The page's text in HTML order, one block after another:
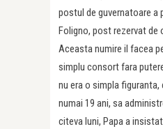
postul de guvernatoare a
Foligno, post rezervat de
Aceasta numire il facea
simplu consort fara
nu era o simpla figuranta,
numai 19 ani, sa
citeva luni, Papa a